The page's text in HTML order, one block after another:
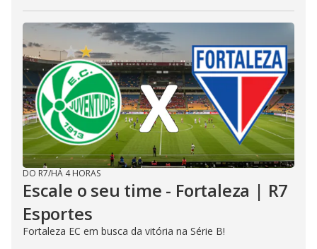
DO R7/HÁ 4 HORAS
Escale o seu time - Fortaleza | R7
Esportes
Fortaleza EC em busca da vitória na Série B!